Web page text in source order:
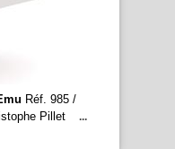
Réf. 985 /
Pillet
...